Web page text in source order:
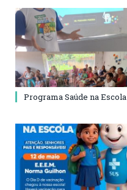
Programa Saúde na Escola